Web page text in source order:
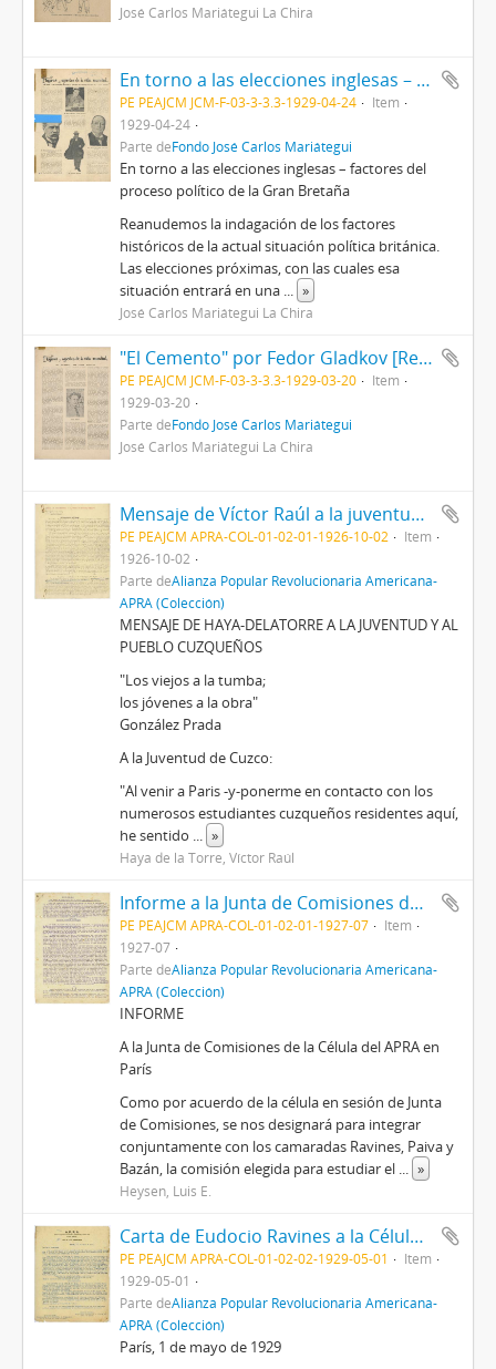
José Carlos Mariátegui La Chira
En torno a las elecciones inglesas – factores del proceso político de la Gran Bretaña [Recorte de prensa]
PE PEAJCM JCM-F-03-3-3.3-1929-04-24
Item
1929-04-24
Parte deFondo José Carlos Mariátegui
En torno a las elecciones inglesas – factores del
proceso político de la Gran Bretaña
Reanudemos la indagación de los factores
históricos de la actual situación política británica.
Las elecciones próximas, con las cuales esa
situación entrará en una ... »
José Carlos Mariátegui La Chira
"El Cemento" por Fedor Gladkov [Recorte de prensa]
PE PEAJCM JCM-F-03-3-3.3-1929-03-20
Item
1929-03-20
Parte deFondo José Carlos Mariátegui
José Carlos Mariátegui La Chira
Mensaje de Víctor Raúl a la juventud y al pueblo cuzqueños, 2/10/1926
PE PEAJCM APRA-COL-01-02-01-1926-10-02
Item
1926-10-02
Parte deAlianza Popular Revolucionaria Americana-
APRA (Colección)
MENSAJE DE HAYA-DELATORRE A LA JUVENTUD Y AL
PUEBLO CUZQUEÑOS
"Los viejos a la tumba;
los jóvenes a la obra"
González Prada
A la Juventud de Cuzco:
"Al venir a Paris -y-ponerme en contacto con los
numerosos estudiantes cuzqueños residentes aquí,
he sentido ... »
Haya de la Torre, Víctor Raúl
Informe a la Junta de Comisiones de la Célula del APRA en París, [7/1927]
PE PEAJCM APRA-COL-01-02-01-1927-07
Item
1927-07
Parte deAlianza Popular Revolucionaria Americana-
APRA (Colección)
INFORME
A la Junta de Comisiones de la Célula del APRA en
París
Como por acuerdo de la célula en sesión de Junta
de Comisiones, se nos designará para integrar
conjuntamente con los camaradas Ravines, Paiva y
Bazán, la comisión elegida para estudiar el ... »
Heysen, Luis E.
Carta de Eudocio Ravines a la Célula Peruana del Apra en París, 1/5/1929
PE PEAJCM APRA-COL-01-02-02-1929-05-01
Item
1929-05-01
Parte deAlianza Popular Revolucionaria Americana-
APRA (Colección)
París, 1 de mayo de 1929